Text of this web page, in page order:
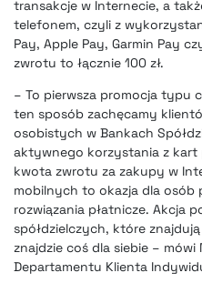
transakcje w Internecie, a
telefonem, czyli z
Pay, Apple Pay, Garmin Pay
zwrotu to łącznie 100 zł.
– To pierwsza promocja typu
ten sposób zachęcamy
osobistych w Bankach
aktywnego korzystania z kart
kwota zwrotu za zakupy w
mobilnych to okazja dla osób
rozwiązania płatnicze. Akcja
spółdzielczych, które
znajdzie coś dla siebie –
Departamentu Klienta